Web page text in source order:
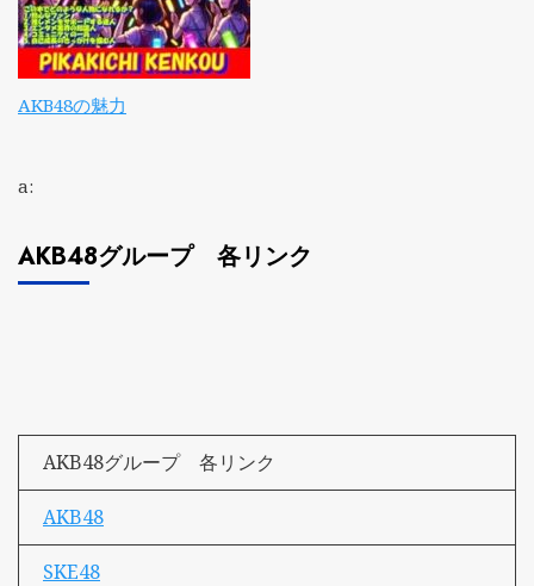
AKB48の魅力
a:
AKB48グループ 各リンク
AKB48グループ 各リンク
AKB48
SKE48